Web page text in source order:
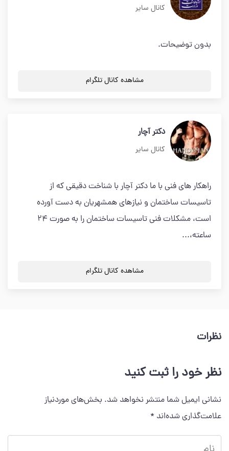
کانال سایر
بدون توضیحات.
مشاهده کانال تلگرام
دکتر آچار
کانال سایر
راهکار های فنی با ما دکتر آچار با شناخت دقیقی که از
تاسیسات ساختمان و نیازهای همشهریان به دست آورده
است، مشکلات فنی تاسیسات ساختمان را به صورت 24
ساعته،...
مشاهده کانال تلگرام
نظرات
نظر خود را ثبت کنید
نشانی ایمیل شما منتشر نخواهد شد. بخش‌های موردنیاز
علامت‌گذاری شده‌اند *